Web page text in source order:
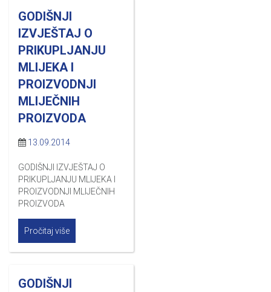
GODIŠNJI
IZVJEŠTAJ O
PRIKUPLJANJU
MLIJEKA I
PROIZVODNJI
MLIJEČNIH
PROIZVODA
13.09.2014
GODIŠNJI IZVJEŠTAJ O
PRIKUPLJANJU MLIJEKA I
PROIZVODNJI MLIJEČNIH
PROIZVODA
Pročitaj više
GODIŠNJI